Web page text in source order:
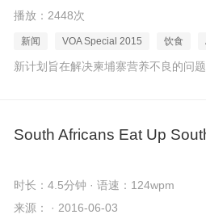
播放：2448次
新闻 VOA Special 2015 饮食
新计划旨在解决柬埔寨营养不良的问题
South Africans Eat Up
时长：4.5分钟 · 语速：124wpm
来源： · 2016-06-03